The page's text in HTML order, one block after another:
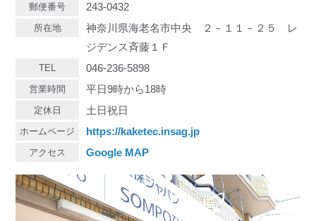
郵便番号 243-0432
所在地
神奈川県海老名市中央 ２－１１－２５ レ
ジデンス斉藤１Ｆ
TEL 046-236-5898
営業時間 平日9時から18時
定休日 土日祝日
ホームページ https://kaketec.insag.jp
アクセス Google MAP